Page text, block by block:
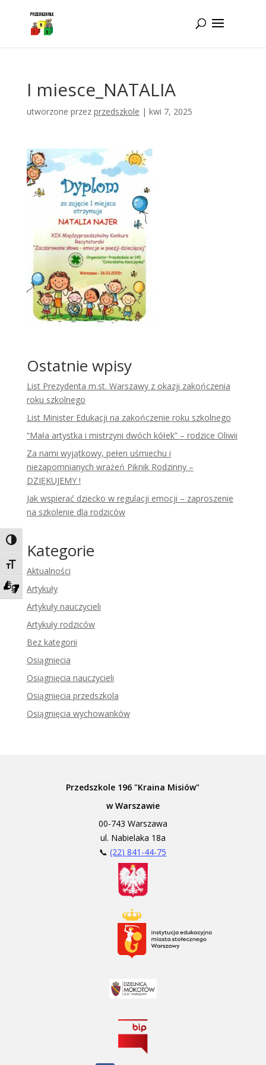
Toggle High Contrast
Toggle Font size
Zadzwoń do tłumacza języka migowego
I miesce_NATALIA
utworzone przez przedszkole | kwi 7, 2025
Ostatnie wpisy
List Prezydenta m.st. Warszawy z okazji zakończenia
roku szkolnego
List Minister Edukacji na zakończenie roku szkolnego
“Mała artystka i mistrzyni dwóch kółek” – rodzice Oliwii
Za nami wyjątkowy, pełen uśmiechu i
niezapomnianych wrażeń Piknik Rodzinny –
DZIĘKUJEMY !
Jak wspierać dziecko w regulacji emocji – zaproszenie
na szkolenie dla rodziców
Kategorie
Aktualności
Artykuły
Artykuły nauczycieli
Artykuły rodziców
Bez kategorii
Osiągnięcia
Osiągnięcia nauczycieli
Osiągnięcia przedszkola
Osiągnięcia wychowanków
Przedszkole 196 "Kraina Misiów"
w Warszawie
00-743 Warszawa
ul. Nabielaka 18a
📞(22) 841-44-75